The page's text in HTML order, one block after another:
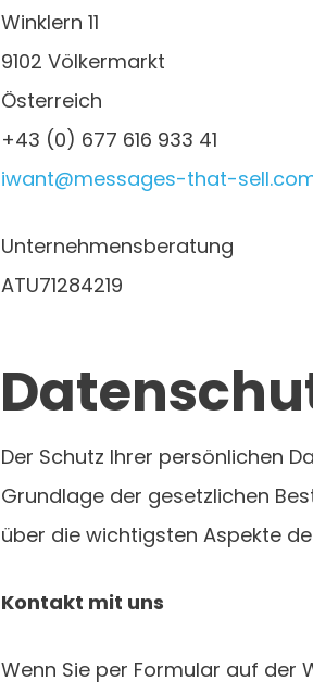
Winklern 11
9102 Völkermarkt
Österreich
+43 (0) 677 616 933 41
iwant@messages-that-
Unternehmensberatung
ATU71284219
Der Schutz Ihrer persönlichen
Grundlage der gesetzlichen
über die wichtigsten Aspekte
Kontakt mit uns
Wenn Sie per Formular auf der